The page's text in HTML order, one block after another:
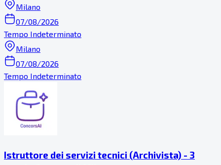
Milano
07/08/2026
Tempo Indeterminato
Milano
07/08/2026
Tempo Indeterminato
Istruttore dei servizi tecnici (Archivista) - 3